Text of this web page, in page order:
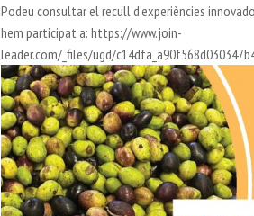
Podeu consultar el recull d’experiències
hem participat a: https://www.join-
leader.com/_files/ugd/